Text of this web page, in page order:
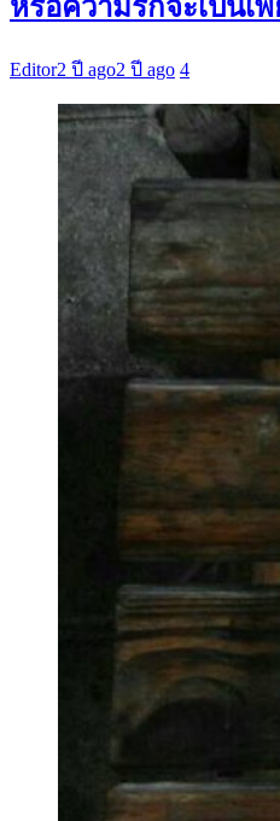
หรือความรักจะเป็นเ
Editor2 ปี ago2 ปี ago 4